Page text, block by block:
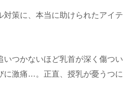
対策に、本当に助けられたアイテ
いつかないほど乳首が深く傷つい
に激痛…。正直、授乳が憂うつに